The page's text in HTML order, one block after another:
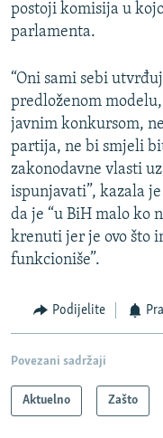
postoji komisija u
parlamenta.
“Oni sami sebi
predloženom
javnim konkursom,
partija, ne bi smjeli
zakonodavne vlasti
ispunjavati”, kazala
da je “u BiH malo ko
krenuti jer je ovo što
funkcioniše”.
Podijelite
Povezani sadržaji
Aktuelno Zašto